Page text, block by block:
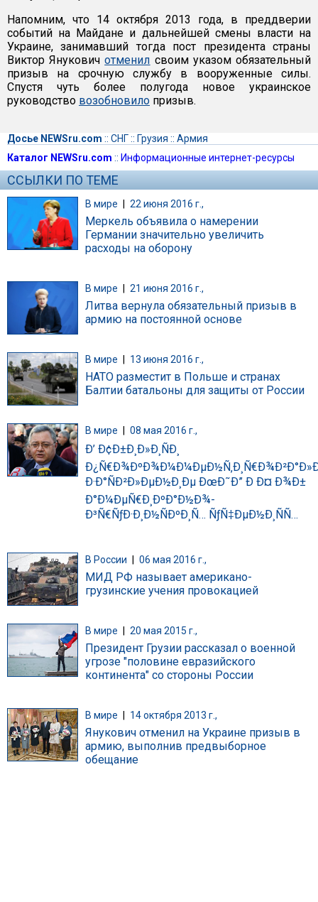
Напомним, что 14 октября 2013 года, в преддверии
событий на Майдане и дальнейшей смены власти на
Украине, занимавший тогда пост президента страны
Виктор Януковичотменил своим указом обязательный
призыв на срочную службу в вооруженные силы.
Спустя чуть более полугода новое украинское
руководство возобновило призыв.
Досье NEWSru.com :: СНГ:: Грузия :: Армия
Каталог NEWSru.com :: Информационные интернет-ресурсы
ССЫЛКИ ПО ТЕМЕ
В мире | 22 июня 2016 г.,
Меркель объявила о намерении
Германии значительно увеличить
расходы на оборону
В мире 21 июня 2016 г.,
Литва вернула обязательный призыв в
армию на постоянной основе
В мире 13 июня 2016 г.,
НАТО разместит в Польше и странах
Балтии батальоны для защиты от России
В мире 08 мая 2016 г.,
Ð’ Ð¢Ð±Ð¸Ð»Ð¸ÑÐ¸
Ð·Ð°ÑÐ²Ð»ÐµÐ½Ð¸Ðµ ÐœÐ˜Ð” Ð Ð¤ Ð¾Ð±
Ð°Ð¼ÐµÑ€Ð¸ÐºÐ°Ð½Ð¾-
Ð³Ñ€ÑƒÐ·Ð¸Ð½ÑÐºÐ¸Ñ… ÑƒÑ‡ÐµÐ½Ð¸ÑÑ…
В России | 06 мая 2016 г.,
МИД РФ называет американо-
грузинские учения провокацией
В мире 20 мая 2015 г.,
Президент Грузии рассказал о военной
угрозе "половине евразийского
континента" со стороны России
В мире 14 октября 2013 г.,
Янукович отменил на Украине призыв в
армию, выполнив предвыборное
обещание